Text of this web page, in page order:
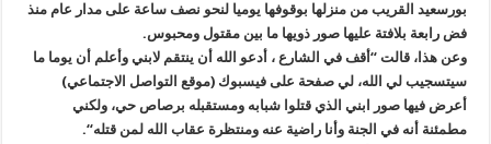
بورسعيد القريب من منزلها بوقوفها يوميا لنحو نصف ساعة على مدار عام منذ
فض رابعة بلافتة عليها صور ذويها ما بين مقتول ومحبوس.
وعن هذا، قالت “أقف في الشارع ، أدعو الله أن ينتقم لابني وأعلم أن يوما ما
سيتسجيب لي الله، لي صفحة على فيسبوك (موقع التواصل الاجتماعي)
أعرض فيها صور ابني الذي قتلوا شبابه ومستقبله برصاص حي، ولكني
مطمئنة أنه في الجنة وأنا راضية عنه ومنتظرة عقاب الله لمن قتله“.